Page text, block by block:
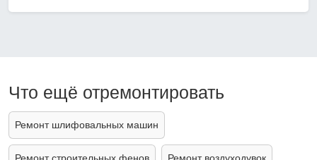
Что ещё отремонтировать
Ремонт шлифовальных машин